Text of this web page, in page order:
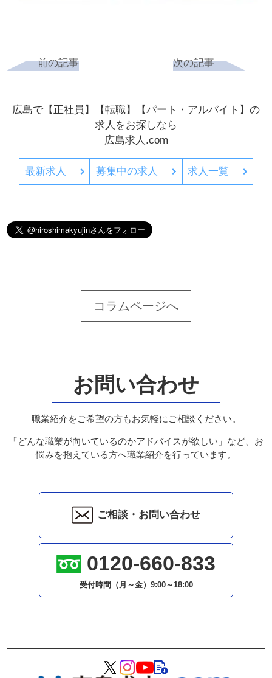
前の記事 次の記事
広島で【正社員】【転職】【パート・アルバイト】の
求人をお探しなら
広島求人.com
最新求人 募集中の求人 求人一覧
コラムページへ
お問い合わせ
職業紹介をご希望の方もお気軽にご相談ください。
「どんな職業が向いているのかアドバイスが欲しい」など、お
悩みを抱えている方へ職業紹介を行っています。
ご相談・お問い合わせ
0120-660-833
受付時間（月～金） 9:00～18:00